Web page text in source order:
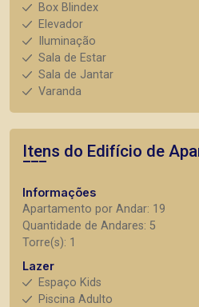
Box Blindex
Elevador
Iluminação
Sala de Estar
Sala de Jantar
Varanda
Itens do Edifício de
Informações
Apartamento por Andar: 19
Quantidade de Andares: 5
Torre(s): 1
Lazer
Espaço Kids
Piscina Adulto